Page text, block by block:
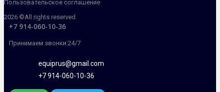
Пользовательское соглашение
2026 ©All rights reserved
+7 914-060-10-36
Принимаем звонки 24/7
equiprus@gmail.com
+7 914-060-10-36